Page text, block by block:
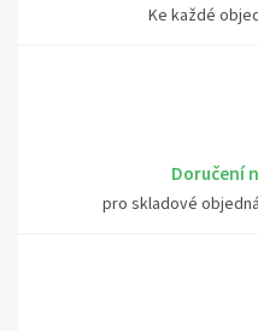
Ke každé
Doručení
pro skladové